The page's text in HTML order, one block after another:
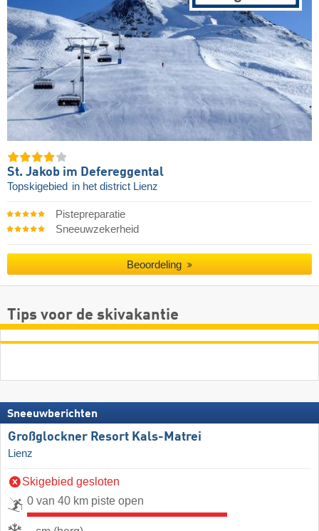
St. Jakob im Defereggental
Topskigebied in het district Lienz
Pistepreparatie
Sneeuwzekerheid
Beoordeling
Tips voor de skivakantie
Sneeuwberichten
Großglockner Resort Kals-Matrei
Lienz
Skigebied gesloten
0 van 40 km piste open